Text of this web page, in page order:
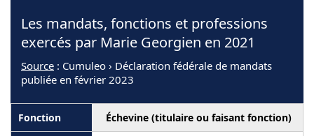
Les mandats, fonctions et professions
exercés par Marie Georgien en 2021
Source : Cumuleo › Déclaration fédérale de mandats
publiée en février 2023
Échevine (titulaire ou faisant fonction)